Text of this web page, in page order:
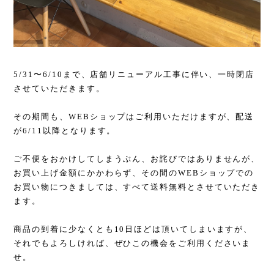
5/31〜6/10まで、店舗リニューアル工事に伴い、一時閉店
させていただきます。
その期間も、WEBショップはご利用いただけますが、配送
が6/11以降となります。
ご不便をおかけしてしまうぶん、お詫びではありませんが、
お買い上げ金額にかかわらず、その間のWEBショップでの
お買い物につきましては、すべて送料無料とさせていただき
ます。
商品の到着に少なくとも10日ほどは頂いてしまいますが、
それでもよろしければ、ぜひこの機会をご利用くださいま
せ。